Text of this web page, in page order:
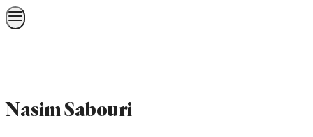
Nasim Sabouri